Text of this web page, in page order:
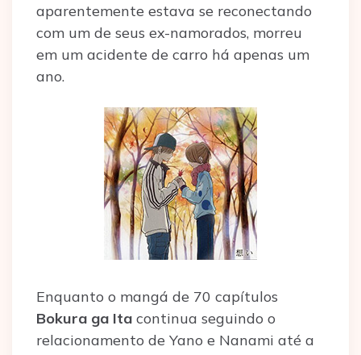
aparentemente estava se reconectando
com um de seus ex-namorados, morreu
em um acidente de carro há apenas um
ano.
Enquanto o mangá de 70 capítulos
Bokura ga Ita continua seguindo o
relacionamento de Yano e Nanami até a